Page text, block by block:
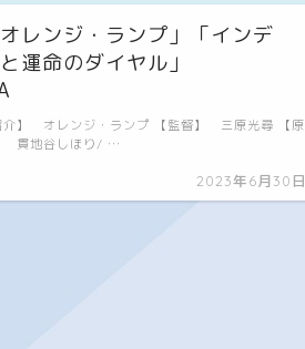
レンジ・ランプ」「インデ
運命のダイヤル」
2023年6月30日
】 オレンジ・ランプ 【監督】 三原光尋 【原
貫地谷しほり/ …